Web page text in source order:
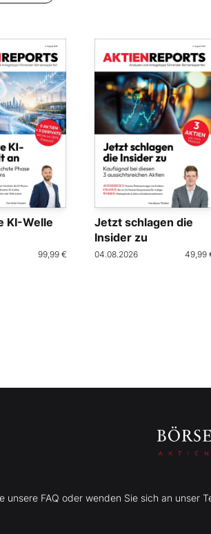
KI-Welle
99,99 €
Jetzt schlagen die
Insider zu
04.08.2026 49,99
unsere FAQ oder wenden Sie sich an unser